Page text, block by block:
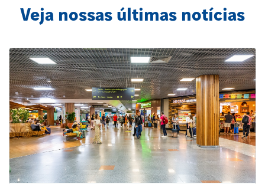
Veja nossas últimas notícias